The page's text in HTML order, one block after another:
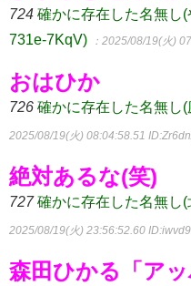
724 確かに存在した名無し(
731e-7KqV)
：2025/08/19(火)
おはひか
726 確かに存在した名無し(
2025/08/19(火) 08:04:58.51
絶対あるな(笑)
727 確かに存在した名無し(
2025/08/19(火) 23:56:52.60
森田ひかる「ア